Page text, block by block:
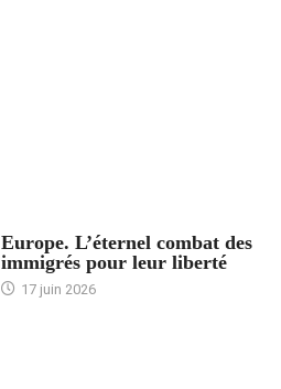
Europe. L’éternel combat des
immigrés pour leur liberté
17 juin 2026